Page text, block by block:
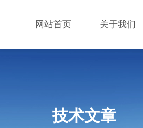
网站首页 关于我们
技术文章